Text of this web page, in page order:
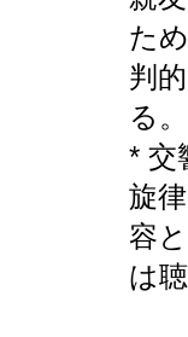
た
判
る。
* 交
旋
容
は